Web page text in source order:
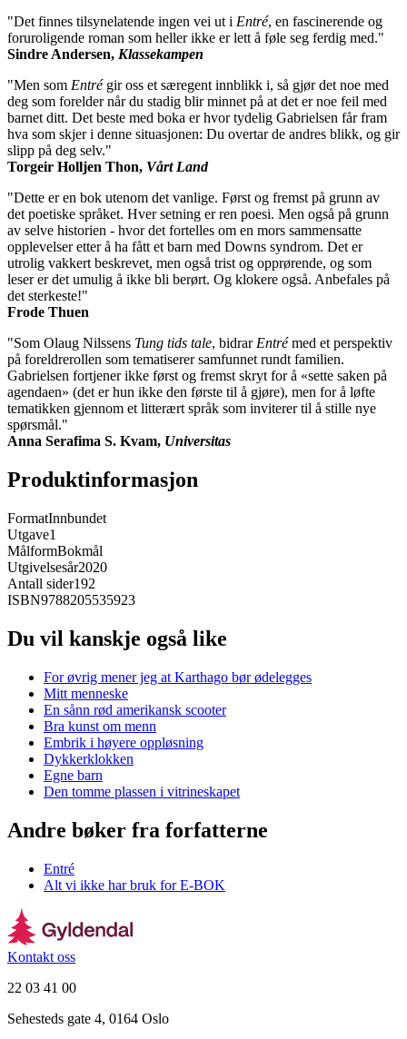
"Det finnes tilsynelatende ingen vei ut i Entré, en fascinerende og
foruroligende roman som heller ikke er lett å føle seg ferdig med."
Sindre Andersen, Klassekampen
"Men som Entrégir oss et særegent innblikk i, så gjør det noe med
deg som forelder når du stadig blir minnet på at det er noe feil med
barnet ditt. Det beste med boka er hvor tydelig Gabrielsen får fram
hva som skjer i denne situasjonen: Du overtar de andres blikk, og gir
slipp på deg selv."
Torgeir Holljen Thon, Vårt Land
"Dette er en bok utenom det vanlige. Først og fremst på grunn av
det poetiske språket. Hver setning er ren poesi. Men også på grunn
av selve historien - hvor det fortelles om en mors sammensatte
opplevelser etter å ha fått et barn med Downs syndrom. Det er
utrolig vakkert beskrevet, men også trist og opprørende, og som
leser er det umulig å ikke bli berørt. Og klokere også. Anbefales på
det sterkeste!"
Frode Thuen
"Som Olaug Nilssens Tung tids tale, bidrar Entrémed et perspektiv
på foreldrerollen som tematiserer samfunnet rundt familien.
Gabrielsen fortjener ikke først og fremst skryt for å «sette saken på
agendaen» (det er hun ikke den første til å gjøre), men for å løfte
tematikken gjennom et litterært språk som inviterer til å stille nye
spørsmål."
Anna Serafima S. Kvam, Universitas
Produktinformasjon
FormatInnbundet
Utgave1
MålformBokmål
Utgivelsesår2020
Antall sider192
ISBN9788205535923
Du vil kanskje også like
For øvrig mener jeg at Karthago bør ødelegges
Mitt menneske
En sånn rød amerikansk scooter
Bra kunst om menn
Embrik i høyere oppløsning
Dykkerklokken
Egne barn
Den tomme plassen i vitrineskapet
Andre bøker fra forfatterne
Entré
Alt vi ikke har bruk for E-BOK
Kontakt oss
22 03 41 00
Sehesteds gate 4, 0164 Oslo